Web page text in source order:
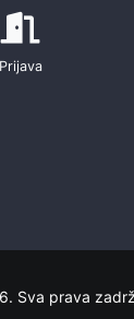
Prijava
Sva prava